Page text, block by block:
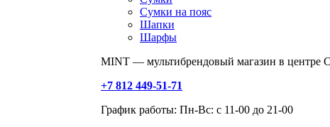
Сумки на пояс
Шапки
Шарфы
MINT — мультибрендовый магазин в центре
+7 812 449-51-71
График работы: Пн-Вс: с 11-00 до 21-00